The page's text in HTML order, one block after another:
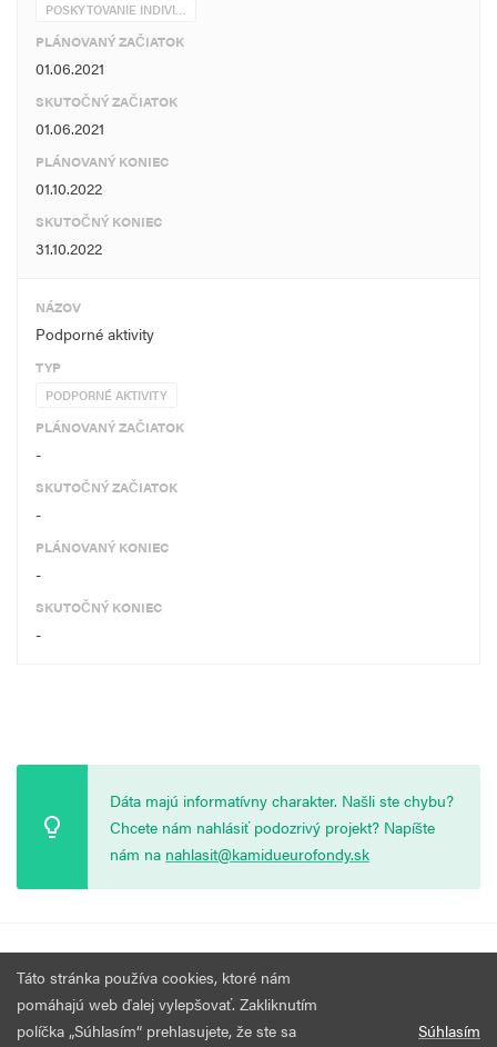
POSKYTOVANIE INDIVI…
PLÁNOVANÝ ZAČIATOK
01.06.2021
SKUTOČNÝ ZAČIATOK
01.06.2021
PLÁNOVANÝ KONIEC
01.10.2022
SKUTOČNÝ KONIEC
31.10.2022
NÁZOV
Podporné aktivity
TYP
PODPORNÉ AKTIVITY
PLÁNOVANÝ ZAČIATOK
-
SKUTOČNÝ ZAČIATOK
-
PLÁNOVANÝ KONIEC
-
SKUTOČNÝ KONIEC
-
Dáta majú informatívny charakter. Našli ste chybu?
Chcete nám nahlásiť podozrivý projekt? Napíšte
nám na nahlasit@kamidueurofondy.sk
Všetky práva vyhradené.
Táto stránka používa cookies, ktoré nám
pomáhajú web ďalej vylepšovať. Zakliknutím
políčka „Súhlasím“ prehlasujete, že ste sa
Súhlasím